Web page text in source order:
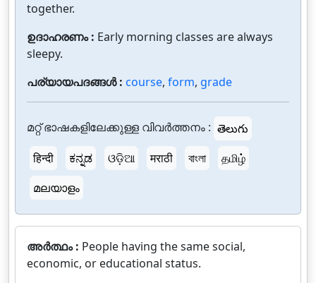
together.
ഉദാഹരണം : Early morning classes are always
sleepy.
പര്യായപദങ്ങൾ : course, form, grade
മറ്റ് ഭാഷകളിലേക്കുള്ള വിവർത്തനം : తెలుగు
हिन्दी
ಕನ್ನಡ ଓଡ଼ିଆ मराठी বাংলা
தமிழ்
മലയാളം
അർത്ഥം : People having the same social,
economic, or educational status.